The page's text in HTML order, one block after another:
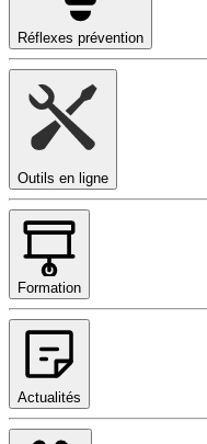
Réflexes prévention
Outils en ligne
Formation
Actualités